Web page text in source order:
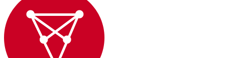
Ethereum
ETH